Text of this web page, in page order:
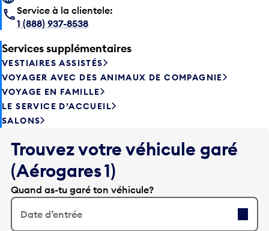
Service à la clientele:
1 (888) 937-8538
Services supplémentaires
VESTIAIRES ASSISTÉS
VOYAGER AVEC DES ANIMAUX DE COMPAGNIE
VOYAGE EN FAMILLE
LE SERVICE D’ACCUEIL
SALONS
Trouvez votre véhicule garé
(Aérogares 1)
Quand as-tu garé ton véhicule?
Date d’entrée